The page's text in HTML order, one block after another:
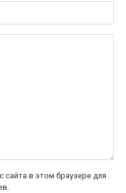
сайта в этом браузере для